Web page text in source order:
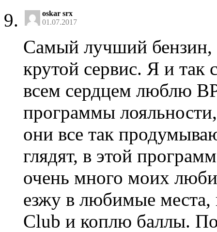
oskar srx
01.07.2017
Самый лучший
крутой сервис. Я и так
всем сердцем люблю
программы
они все так
глядят, в этой
очень много моих
езжу в любимые места,
Club и коплю баллы.